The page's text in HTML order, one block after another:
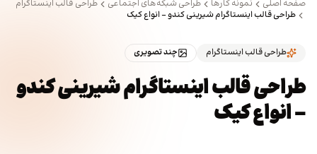
صفحه اصلی نمونه کارها طراحی شبکه‌های اجتماعی
طراحی قالب اینستاگرام
طراحی قالب اینستاگرام شیرینی کندو - انواع کیک
طراحی قالب اینستاگرام چند تصویری
طراحی قالب اینستاگرام شیرینی کندو
- انواع کیک